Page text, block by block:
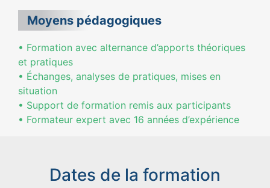
Moyens pédagogiques
• Formation avec alternance d’apports théoriques
et pratiques
• Échanges, analyses de pratiques, mises en
situation
• Support de formation remis aux participants
• Formateur expert avec 16 années d’expérience
Dates de la formation